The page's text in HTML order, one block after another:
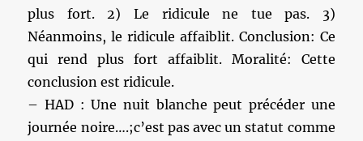
plus fort. 2) Le ridicule ne tue pas. 3)
Néanmoins, le ridicule affaiblit. Conclusion: Ce
qui rend plus fort affaiblit. Moralité: Cette
conclusion est ridicule.
– HAD : Une nuit blanche peut précéder une
journée noire….;c’est pas avec un statut comme